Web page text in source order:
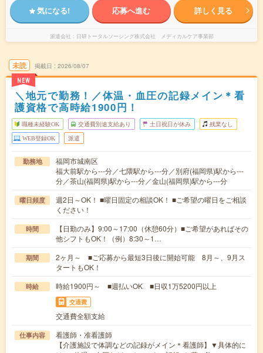
気になる! 応募へ進む 詳しく見る
派遣会社 日研トータルソーシング株式会社 メディカルケア事業部
未読
NEW
掲載日 2026/08/07
＼地元で勤務！／体温・血圧の記録メイン＊看
護資格で高時給1900円！
職種未経験OK 交通費別途支給あり 土日祝日が休み 残業なし
WEB登録OK 派遣
勤務地
福岡市城南区
福大前駅から---分／七隈駅から---分／別府(福岡県)駅から---
分／茶山(福岡県)駅から---分／金山(福岡県)駅から---分
曜日頻度
週2日～OK！ ■曜日固定の相談OK！ ■ご希望の曜日をご相談
ください！
時間
【日勤のみ】9:00～17:00（休憩60分）■ご希望があればその
他シフトもOK！（例）8:30～1…
期間
2ヶ月～ ■ご応募から最短3日後に開始可能 8月～、9月ス
タートもOK！
時給 時給1900円～ ■週払いOK ■日収1万5200円以上
交通費
交通費全額支給
仕事内容
看護師・准看護師
【介護施設で体調などの記録がメイン＊看護師】▼具体的に